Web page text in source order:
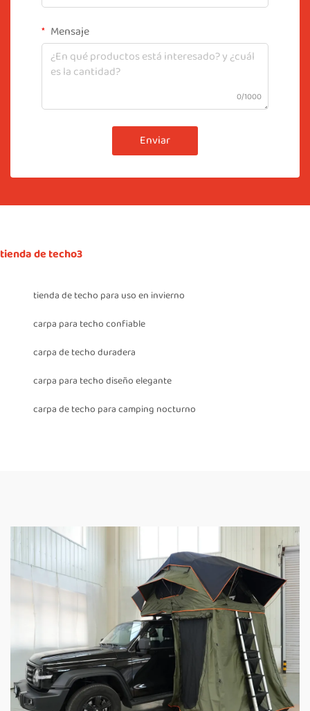
Mensaje
0/1000
Enviar
tienda de techo3
tienda de techo para uso en invierno
carpa para techo confiable
carpa de techo duradera
carpa para techo diseño elegante
carpa de techo para camping nocturno